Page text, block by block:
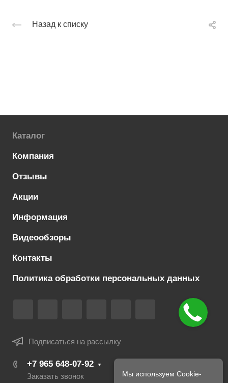
Назад к списку
Каталог
Компания
Отзывы
Акции
Информация
Видеообзоры
Контакты
Политика обработки персональных данных
Подписаться на рассылку
+7 965 648-07-92
Заказать звонок Мы используем Cookie-